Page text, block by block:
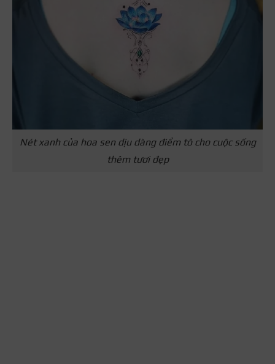
Nét xanh của hoa sen dịu dàng điểm tô cho cuộc sống
thêm tươi đẹp